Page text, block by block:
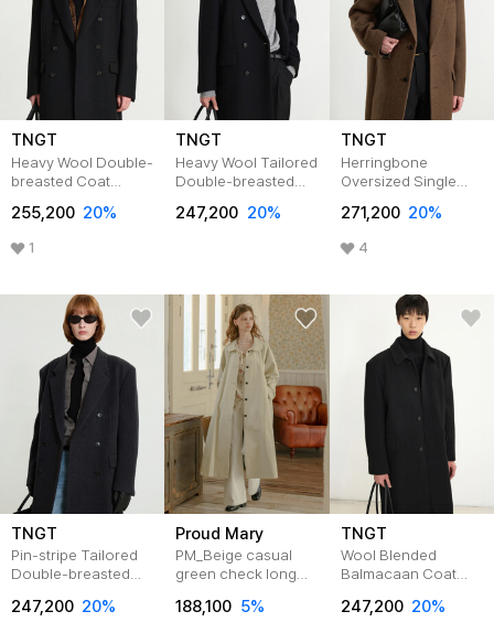
TNGT
Heavy Wool Double-
breasted Coat
TNCO5F101BK
255,200 20%
1
TNGT
Heavy Wool Tailored
Double-breasted
TNCO5F102BK
247,200 20%
TNGT
Herringbone
Oversized Single
TNCO5F103W2
271,200 20%
4
TNGT
Pin-stripe Tailored
Double-breasted
TNCO5F102G2
247,200 20%
Proud Mary
PM_Beige casual
green check long
188,100 5%
TNGT
Wool Blended
Balmacaan Coat
TNCO5F100BK
247,200 20%